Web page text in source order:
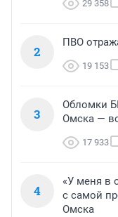
29 358
2
ПВО
19 153
3
Обломки
Омска —
17 933
4
«У меня в
с самой
Омска